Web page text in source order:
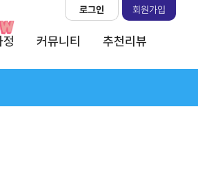
커뮤니티 추천리뷰
로그인 회원가입